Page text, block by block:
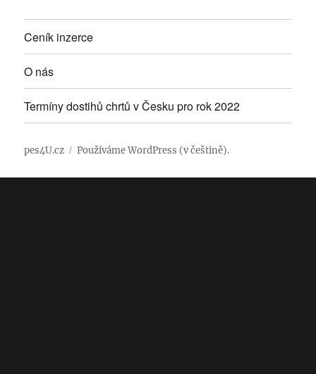
Ceník inzerce
O nás
Termíny dostihů chrtů v Česku pro rok 2022
pes4U.cz Používáme WordPress (v češtině).